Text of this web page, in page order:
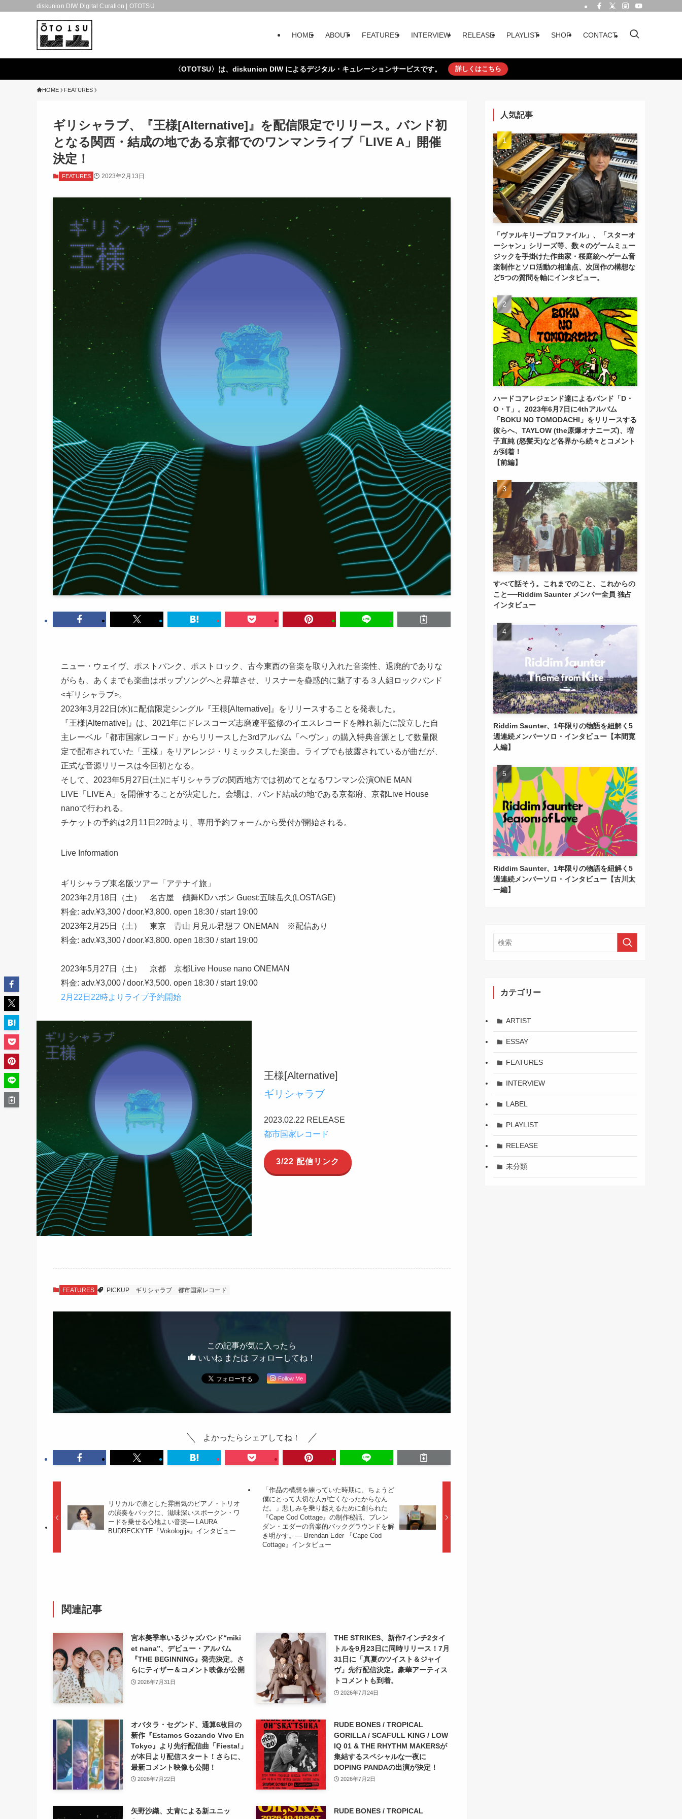
diskunion DIW Digital Curation | OTOTSU
HOME ABOUT FEATURES INTERVIEW RELEASE PLAYLIST SHOP CONTACT
〈OTOTSU〉は、diskunion DIW によるデジタル・キュレーションサービスです。 詳しくはこちら
HOME FEATURES
ギリシャラブ、『王様[Alternative]』を配信限定でリリース。バンド初
となる関西・結成の地である京都でのワンマンライブ「LIVE A」開催
決定！
FEATURES 2023年2月13日
ニュー・ウェイヴ、ポストパンク、ポストロック、古今東西の音楽を取り入れた音楽性、退廃的でありな
がらも、あくまでも楽曲はポップソングへと昇華させ、リスナーを蠱惑的に魅了する３人組ロックバンド
<ギリシャラブ>。
2023年3月22日(水)に配信限定シングル『王様[Alternative]』をリリースすることを発表した。
『王様[Alternative]』は、2021年にドレスコーズ志磨遼平監修のイエスレコードを離れ新たに設立した自
主レーベル「都市国家レコード」からリリースした3rdアルバム「ヘヴン」の購入特典音源として数量限
定で配布されていた「王様」をリアレンジ・リミックスした楽曲。ライブでも披露されているが曲だが、
正式な音源リリースは今回初となる。
そして、2023年5月27日(土)にギリシャラブの関西地方では初めてとなるワンマン公演ONE MAN
LIVE「LIVE A」を開催することが決定した。会場は、バンド結成の地である京都府、京都Live House
nanoで行われる。
チケットの予約は2月11日22時より、専用予約フォームから受付が開始される。
Live Information
ギリシャラブ東名阪ツアー「アテナイ旅」
2023年2月18日（土） 名古屋 鶴舞KDハポン Guest:五味岳久(LOSTAGE)
料金: adv.¥3,300 / door.¥3,800. open 18:30 / start 19:00
2023年2月25日（土） 東京 青山 月見ル君想フ ONEMAN ※配信あり
料金: adv.¥3,300 / door.¥3,800. open 18:30 / start 19:00
2023年5月27日（土） 京都 京都Live House nano ONEMAN
料金: adv.¥3,000 / door.¥3,500. open 18:30 / start 19:00
2月22日22時よりライブ予約開始
王様[Alternative]
ギリシャラブ
2023.02.22 RELEASE
都市国家レコード
3/22 配信リンク
FEATURES PICKUP ギリシャラブ 都市国家レコード
この記事が気に入ったら
いいね または フォローしてね！
Follow Me
よかったらシェアしてね！
リリカルで凛とした雰囲気のピアノ・トリオ
の演奏をバックに、滋味深いスポークン・ワ
ードを乗せる心地よい音楽— LAURA
BUDRECKYTE『Vokologija』インタビュー
「作品の構想を練っていた時期に、ちょうど
僕にとって大切な人が亡くなったからなん
だ。」悲しみを乗り越えるために創られた
『Cape Cod Cottage』の制作秘話、ブレン
ダン・エダーの音楽的バックグラウンドを解
き明かす。— Brendan Eder 『Cape Cod
Cottage』インタビュー
関連記事
宮本美季率いるジャズバンド“miki
et nana”、デビュー・アルバム
『THE BEGINNING』発売決定。さ
らにティザー＆コメント映像が公開
2026年7月31日
THE STRIKES、新作7インチ2タイ
トルを9月23日に同時リリース！7月
31日に「真夏のツイスト＆ジャイ
ヴ」先行配信決定。豪華アーティス
トコメントも到着。
2026年7月24日
オバタラ・セグンド、通算6枚目の
新作『Estamos Gozando Vivo En
Tokyo』より先行配信曲「Fiesta!」
が本日より配信スタート！さらに、
最新コメント映像も公開！
2026年7月22日
RUDE BONES / TROPICAL
GORILLA / SCAFULL KING / LOW
IQ 01 & THE RHYTHM MAKERSが
集結するスペシャルな一夜に
DOPING PANDAの出演が決定！
2026年7月2日
矢野沙織、丈青による新ユニッ
RUDE BONES / TROPICAL
人気記事
「ヴァルキリープロファイル」、「スターオ
ーシャン」シリーズ等、数々のゲームミュー
ジックを手掛けた作曲家・桜庭統へゲーム音
楽制作とソロ活動の相違点、次回作の構想な
ど5つの質問を軸にインタビュー。
ハードコアレジェンド達によるバンド「D・
O・T」。2023年6月7日に4thアルバム
「BOKU NO TOMODACHI」をリリースする
彼らへ、TAYLOW (the原爆オナニーズ)、増
子直純 (怒髪天)など各界から続々とコメント
が到着！
【前編】
すべて話そう。これまでのこと、これからの
こと──Riddim Saunter メンバー全員 独占
インタビュー
Riddim Saunter、1年限りの物語を紐解く5
週連続メンバーソロ・インタビュー【本間寛
人編】
Riddim Saunter、1年限りの物語を紐解く5
週連続メンバーソロ・インタビュー【古川太
一編】
カテゴリー
ARTIST
ESSAY
FEATURES
INTERVIEW
LABEL
PLAYLIST
RELEASE
未分類